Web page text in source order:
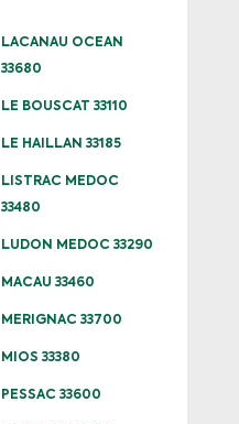
LACANAU OCEAN
33680
LE BOUSCAT 33110
LE HAILLAN 33185
LISTRAC MEDOC
33480
LUDON MEDOC 33290
MACAU 33460
MERIGNAC 33700
MIOS 33380
PESSAC 33600